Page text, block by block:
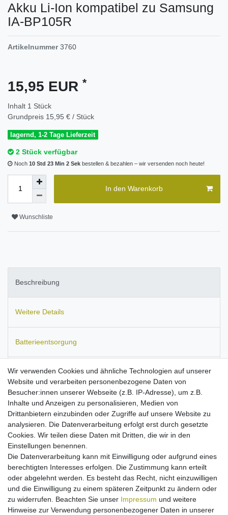
Akku Li-Ion kompatibel zu Samsung
IA-BP105R
Artikelnummer 3760
15,95 EUR *
Inhalt 1 Stück
Grundpreis 15,95 € / Stück
lagernd, 1-2 Tage Lieferzeit
2 Stück verfügbar
Noch 10 Std 23 Min 2 Sek bestellen & bezahlen – wir versenden noch heute!
In den Warenkorb
Wunschliste
Beschreibung
Weitere Details
Batterieentsorgung
Informationen zur Produktsicherheit
Kontaktbaugleich mit folgenden Akku-Typen:
IA-BP105R.
Maße:
ca. 45 x 33 x 25 mm. Kapazität: 900 mAh / 7,4V.
Passend fürSamsung SMX-F50, SMX-F70.
hohe Kapazität für eine längere Laufzeit!
hochwertige Qualitätszellen von Markenherstellern
passgenau verarbeitet
Aufladung mit Standard-Netzteil
Kein Memoryeffekt
mit Schutz gegen Überladung/Überhitzung/Kurzschluss
Wir verwenden Cookies und ähnliche Technologien auf unserer
Website und verarbeiten personenbezogene Daten von
Besucher:innen unserer Webseite (z.B. IP-Adresse), um z.B.
Inhalte und Anzeigen zu personalisieren, Medien von
Drittanbietern einzubinden oder Zugriffe auf unsere Website zu
analysieren. Die Datenverarbeitung erfolgt erst durch gesetzte
Cookies. Wir teilen diese Daten mit Dritten, die wir in den
Einstellungen benennen.
Die Datenverarbeitung kann mit Einwilligung oder aufgrund eines
berechtigten Interesses erfolgen. Die Zustimmung kann erteilt
oder abgelehnt werden. Es besteht das Recht, nicht einzuwilligen
und die Einwilligung zu einem späteren Zeitpunkt zu ändern oder
zu widerrufen. Beachten Sie unser Impressum und weitere
Hinweise zur Verwendung personenbezogener Daten in unserer